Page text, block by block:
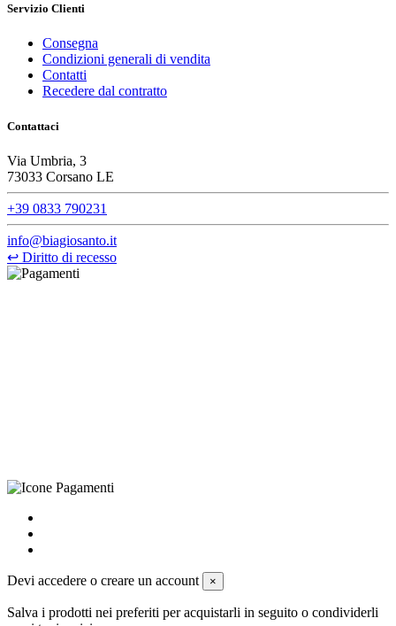
Servizio Clienti
Consegna
Condizioni generali di vendita
Contatti
Recedere dal contratto
Contattaci
Via Umbria, 3
73033 Corsano LE
+39 0833 790231
info@biagiosanto.it
↩ Diritto di recesso
Devi accedere o creare un account ×
Salva i prodotti nei preferiti per acquistarli in seguito o condividerli